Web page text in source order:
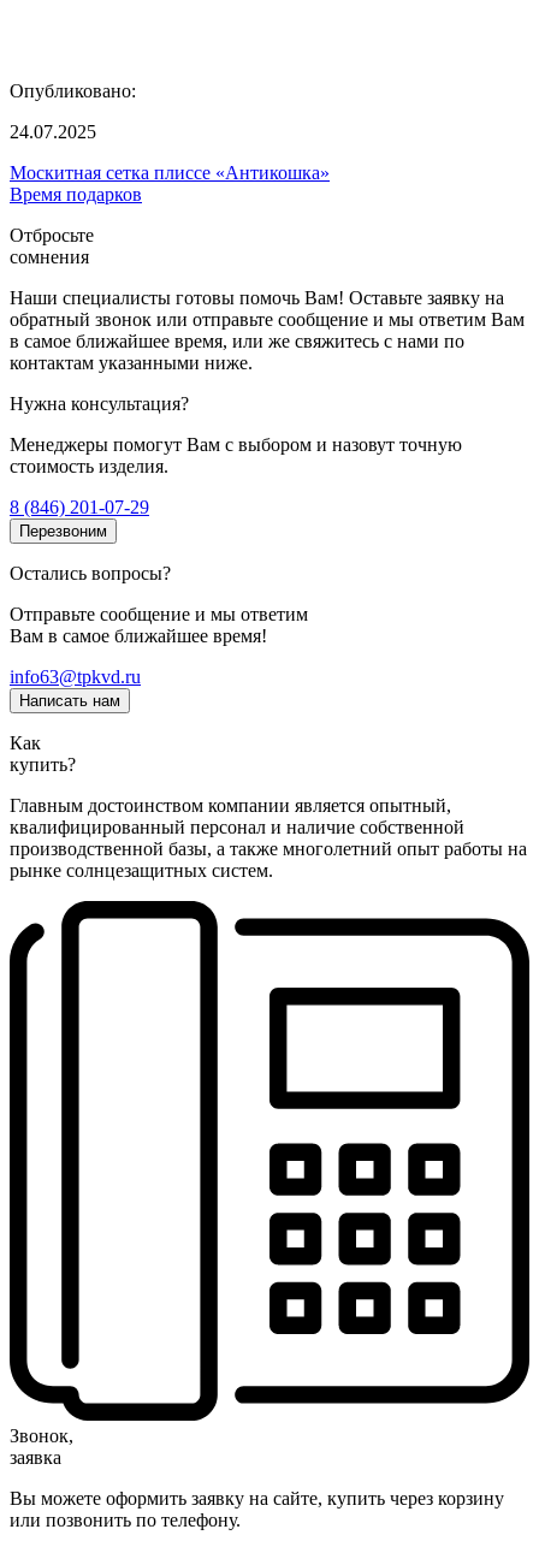
Опубликовано:
24.07.2025
Москитная сетка плиссе «Антикошка»
Время подарков
Отбросьте
сомнения
Наши специалисты готовы помочь Вам! Оставьте заявку на
обратный звонок или отправьте сообщение и мы ответим Вам
в самое ближайшее время, или же свяжитесь с нами по
контактам указанными ниже.
Нужна консультация?
Менеджеры помогут Вам с выбором и назовут точную
стоимость изделия.
8 (846) 201-07-29
Перезвоним
Остались вопросы?
Отправьте сообщение и мы ответим
Вам в самое ближайшее время!
info63@tpkvd.ru
Написать нам
Как
купить?
Главным достоинством компании является опытный,
квалифицированный персонал и наличие собственной
производственной базы, а также многолетний опыт работы на
рынке солнцезащитных систем.
Звонок,
заявка
Вы можете оформить заявку на сайте, купить через корзину
или позвонить по телефону.